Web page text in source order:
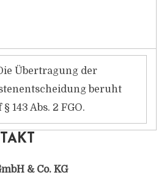
Übertragung der
beruht
§ 143 Abs. 2 FGO.
& Co. KG